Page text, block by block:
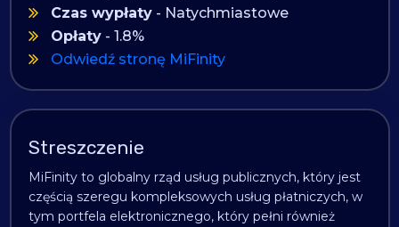
Czas wypłaty - Natychmiastowe
Opłaty - 1.8%
Odwiedź stronę MiFinity
Streszczenie
MiFinity to globalny rząd usług publicznych, który jest
częścią szeregu kompleksowych usług płatniczych, w
tym portfela elektronicznego, który pełni również